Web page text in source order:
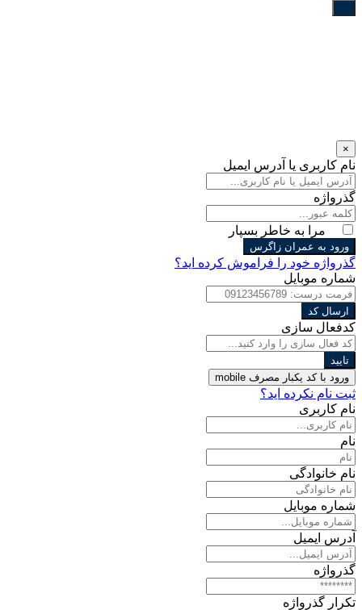
×
نام کاربری یا آدرس ایمیل
گذرواژه
مرا به خاطر بسپار
ورود به عمران زاگرس
گذرواژه خود را فراموش کرده اید؟
شماره موبایل
ارسال کد
کدفعال سازی
تایید
ورود با کد یکبار مصرف mobile
ثبت نام نکرده اید؟
نام کاربری
نام
نام خانوادگی
شماره موبایل
آدرس ایمیل
گذرواژه
تکرار گذرواژه